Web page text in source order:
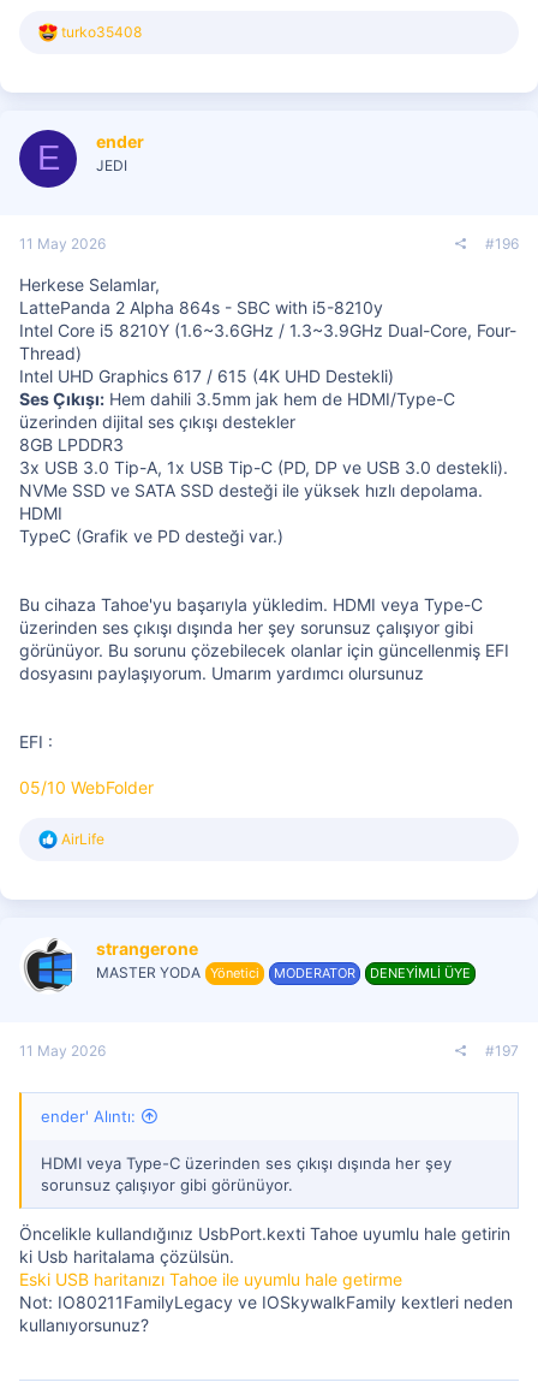
T
:
turko35408
E ender
JEDI
11 May 2026 #196
Herkese Selamlar,
LattePanda 2 Alpha 864s - SBC with i5-8210y
Intel Core i5 8210Y (1.6~3.6GHz / 1.3~3.9GHz Dual-Core, Four-
Thread)
Intel UHD Graphics 617 / 615 (4K UHD Destekli)
Ses Çıkışı: Hem dahili 3.5mm jak hem de HDMI/Type-C
üzerinden dijital ses çıkışı destekler
8GB LPDDR3
3x USB 3.0 Tip-A, 1x USB Tip-C (PD, DP ve USB 3.0 destekli).
NVMe SSD ve SATA SSD desteği ile yüksek hızlı depolama.
HDMI
TypeC (Grafik ve PD desteği var.)
Bu cihaza Tahoe'yu başarıyla yükledim. HDMI veya Type-C
üzerinden ses çıkışı dışında her şey sorunsuz çalışıyor gibi
görünüyor. Bu sorunu çözebilecek olanlar için güncellenmiş EFI
dosyasını paylaşıyorum. Umarım yardımcı olursunuz
EFI :
05/10 WebFolder
T
e
r
:
AirLife
strangerone
MASTER YODA Yönetici MODERATOR DENEYİMLİ ÜYE
11 May 2026 #197
ender' Alıntı:
HDMI veya Type-C üzerinden ses çıkışı dışında her şey
sorunsuz çalışıyor gibi görünüyor.
Öncelikle kullandığınız UsbPort.kexti Tahoe uyumlu hale getirin
ki Usb haritalama çözülsün.
Eski USB haritanızı Tahoe ile uyumlu hale getirme
Not: IO80211FamilyLegacy ve IOSkywalkFamily kextleri neden
kullanıyorsunuz?